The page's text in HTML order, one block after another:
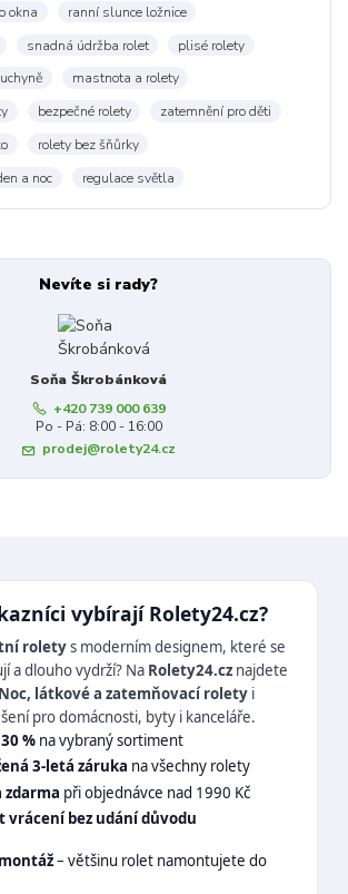
okna
ranní slunce ložnice
snadná údržba rolet
plisé rolety
mastnota a rolety
bezpečné rolety
zatemnění pro děti
rolety bez šňůrky
a noc
regulace světla
Nevíte si rady?
Soňa Škrobánková
+420 739 000 639
Po - Pá: 8:00 - 16:00
prodej@rolety24.cz
vybírají Rolety24.cz?
roletys moderním designem, které se
a dlouho vydrží? Na Rolety24.cz najdete
látkové a zatemňovací rolety i
pro domácnosti, byty i kanceláře.
%na vybraný sortiment
3-letá záruka na všechny rolety
zdarma při objednávce nad 1990 Kč
vrácení bez udání důvodu
– většinu rolet namontujete do